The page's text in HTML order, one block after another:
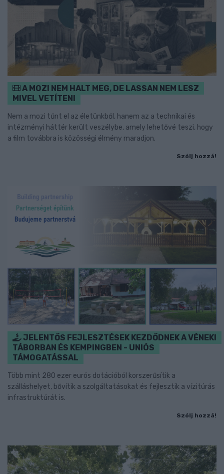
A MOZI NEM HALT MEG, DE LASSAN NEM LESZ
MIVEL VETÍTENI
Nem a mozi tűnt el az életünkből, hanem az a technikai és
intézményi háttér került veszélybe, amely lehetővé teszi, hogy
a film továbbra is közösségi élmény maradjon.
Szólj hozzá!
JELENTŐS FEJLESZTÉSEK KEZDŐDNEK A VÉNEKI
TÁBORBAN ÉS KEMPINGBEN - UNIÓS
TÁMOGATÁSSAL
Több mint 280 ezer eurós dotációból korszerűsítik a
szálláshelyet, bővítik a szolgáltatásokat és fejlesztik a vízitúrás
infrastruktúrát is.
Szólj hozzá!